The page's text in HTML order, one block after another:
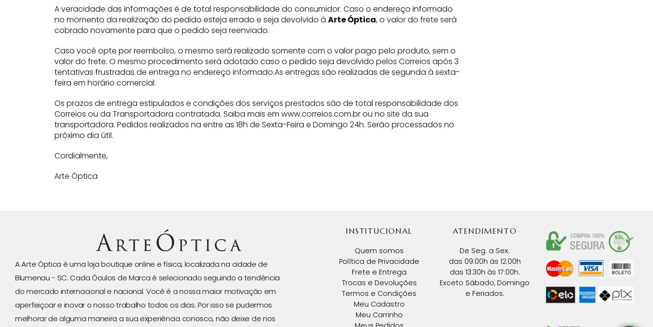
A veracidade das informações é de total responsabilidade do consumidor. Caso o endereço informado
no momento da realização do pedido esteja errado e seja devolvido à Arte Óptica, o valor do frete será
cobrado novamente para que o pedido seja reenviado.
Caso você opte por reembolso, o mesmo será realizado somente com o valor pago pelo produto, sem o
valor do frete. O mesmo procedimento será adotado caso o pedido seja devolvido pelos Correios após 3
tentativas frustradas de entrega no endereço informado.As entregas são realizadas de segunda à sexta-
feira em horário comercial.
Os prazos de entrega estipulados e condições dos serviços prestados são de total responsabilidade dos
Correios ou da Transportadora contratada. Saiba mais em www.correios.com.br ou no site da sua
transportadora. Pedidos realizados na entre as 18h de Sexta-Feira e Domingo 24h. Serão processados no
próximo dia útil.
Cordialmente,
Arte Óptica
A Arte Óptica é uma loja boutique online e física, localizada na cidade de
Blumenau - SC. Cada Óculos de Marca é selecionado seguindo a tendência
do mercado internacional e nacional. Você é a nossa maior motivação em
aperfeiçoar e inovar o nosso trabalho todos os dias. Por isso se pudermos
melhorar de alguma maneira a sua experiência conosco, não deixe de nos
INSTITUCIONAL
Quem somos
Política de Privacidade
Frete e Entrega
Trocas e Devoluções
Termos e Condições
Meu Cadastro
Meu Carrinho
ATENDIMENTO
De Seg. a Sex.
das 09:00h às 12:00h
das 13:30h às 17:00h.
Exceto Sábado, Domingo
e Feriados.